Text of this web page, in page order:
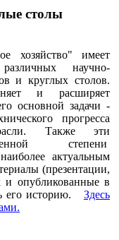
столы
хозяйство" имеет
научно-
и круглых столов.
и расширяет
основной задачи -
прогресса
Также эти
степени
актуальным
(презентации,
и опубликованные в
его историю. Здесь
.